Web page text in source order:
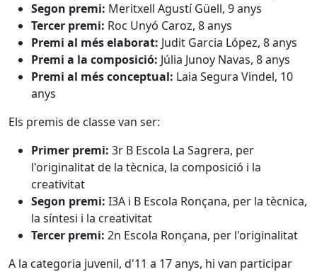
Segon premi: Meritxell Agustí Güell, 9 anys
Tercer premi: Roc Unyó Caroz, 8 anys
Premi al més elaborat: Judit Garcia López, 8 anys
Premi a la composició: Júlia Junoy Navas, 8 anys
Premi al més conceptual: Laia Segura Vindel, 10
anys
Els premis de classe van ser:
Primer premi: 3r B Escola La Sagrera, per
l'originalitat de la tècnica, la composició i la
creativitat
Segon premi: I3A i B Escola Ronçana, per la tècnica,
la síntesi i la creativitat
Tercer premi: 2n Escola Ronçana, per l'originalitat
A la categoria juvenil, d'11 a 17 anys, hi van participar